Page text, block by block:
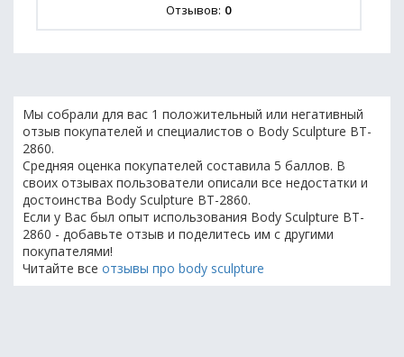
Отзывов: 0
Мы собрали для вас 1 положительный или негативный
отзыв покупателей и специалистов о Body Sculpture BT-
2860.
Средняя оценка покупателей составила 5 баллов. В
своих отзывах пользователи описали все недостатки и
достоинства Body Sculpture BT-2860.
Если у Вас был опыт использования Body Sculpture BT-
2860 - добавьте отзыв и поделитесь им с другими
покупателями!
Читайте все отзывы про body sculpture